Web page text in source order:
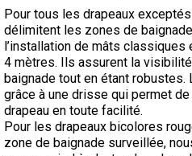
Pour tous les drapeaux
délimitent les zones de
l’installation de mâts classiques
4 mètres. Ils assurent la
baignade tout en étant
grâce à une drisse qui permet
drapeau en toute facilité.
Pour les drapeaux bicolores
zone de baignade surveillée,